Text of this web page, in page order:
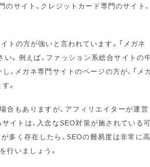
のサイト、クレジットカード専門のサイト
トの方が強いと言われています。「メガ
。例えば、ファッション系総合サイトの
、メガネ専門サイトのページの方が、「
。
合もありますが、アフィリエイターが運
イトは、入念なSEO対策が施されている
多く存在したら、SEOの難易度は非常に
行いましょう。